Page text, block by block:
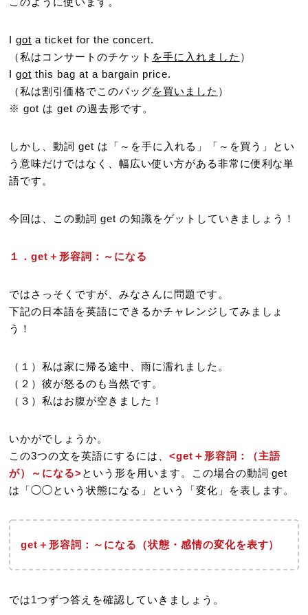
Igot a ticket for the concert.
（私はコンサートのチケット を手に入れました ）
Igot this bag at a bargain price.
（私は割引価格でこのバッグを買いました ）
※ got は get の過去形です。
しかし、動詞 get は「～を手に入れる」「～を買う」とい
う意味だけではなく、幅広い使い方がある非常に便利な単
語です。
今回は、この動詞 get の知識をゲットしていきましょう！
１．get＋形容詞：～になる
ではさっそくですが、みなさんに問題です。
下記の日本語を英語にできるかチャレンジしてみましょ
う！
（１）私は家に帰る途中、雨に濡れました。
（２）彼が怒るのも当然です。
（３）私はお腹が空きました！
いかがでしょうか。
この3つの文を英語にするには、 <get＋形容詞：（主語
が）～になる>という形を用います。この場合の動詞 get
は「◯◯という状態になる」という「変化」を表します。
get＋形容詞：～になる（状態・感情の変化を表す）
では1つずつ答えを確認していきましょう。